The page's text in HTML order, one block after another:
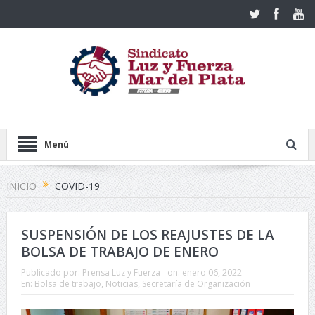
Menú
INICIO COVID-19
SUSPENSIÓN DE LOS REAJUSTES DE LA
BOLSA DE TRABAJO DE ENERO
Publicado por: Prensa Luz y Fuerza on: enero 06, 2022
En: Bolsa de trabajo, Noticias, Secretaría de Organización